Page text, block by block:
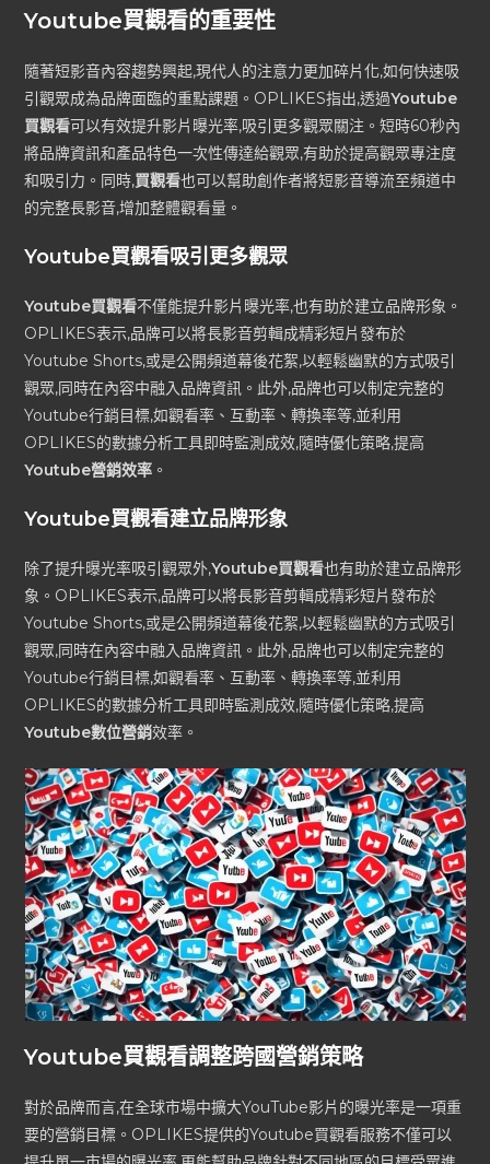
Youtube買觀看的重要性
隨著短影音內容趨勢興起,現代人的注意力更加碎片化,如何快速吸
引觀眾成為品牌面臨的重點課題。OPLIKES指出,透過Youtube
買觀看可以有效提升影片曝光率,吸引更多觀眾關注。短時60秒內
將品牌資訊和產品特色一次性傳達給觀眾,有助於提高觀眾專注度
和吸引力。同時,買觀看也可以幫助創作者將短影音導流至頻道中
的完整長影音,增加整體觀看量。
Youtube買觀看吸引更多觀眾
Youtube買觀看不僅能提升影片曝光率,也有助於建立品牌形象。
OPLIKES表示,品牌可以將長影音剪輯成精彩短片發布於
Youtube Shorts,或是公開頻道幕後花絮,以輕鬆幽默的方式吸引
觀眾,同時在內容中融入品牌資訊。此外,品牌也可以制定完整的
Youtube行銷目標,如觀看率、互動率、轉換率等,並利用
OPLIKES的數據分析工具即時監測成效,隨時優化策略,提高
Youtube營銷效率 。
Youtube買觀看建立品牌形象
除了提升曝光率吸引觀眾外,Youtube買觀看也有助於建立品牌形
象。OPLIKES表示,品牌可以將長影音剪輯成精彩短片發布於
Youtube Shorts,或是公開頻道幕後花絮,以輕鬆幽默的方式吸引
觀眾,同時在內容中融入品牌資訊。此外,品牌也可以制定完整的
Youtube行銷目標,如觀看率、互動率、轉換率等,並利用
OPLIKES的數據分析工具即時監測成效,隨時優化策略,提高
Youtube數位營銷效率。
Youtube買觀看調整跨國營銷策略
對於品牌而言,在全球市場中擴大YouTube影片的曝光率是一項重
要的營銷目標。OPLIKES提供的Youtube買觀看服務不僅可以